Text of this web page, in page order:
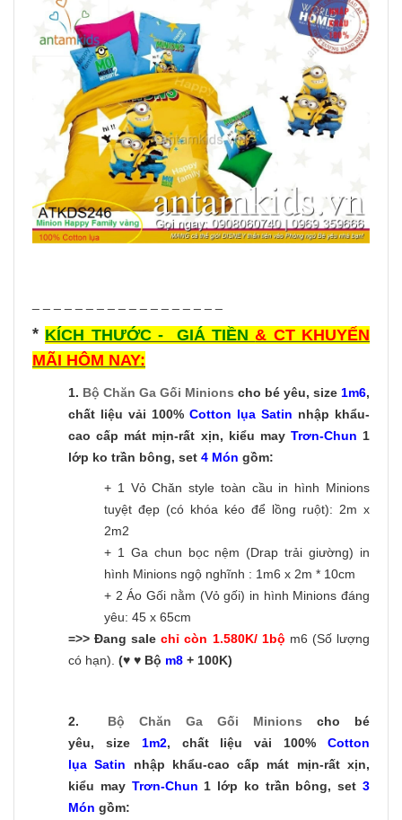
* KÍCH THƯỚC - GIÁ TIỀN & CT KHUYẾN
MÃI HÔM NAY:
1. Bộ Chăn Ga Gối Minions cho bé yêu, size 1m6,
chất liệu vải 100% Cotton lụa Satin nhập khẩu-
cao cấp mát mịn-rất xịn, kiểu may Trơn-Chun 1
lớp ko trần bông, set 4 Món gồm:
+ 1 Vỏ Chăn style toàn cầu in hình Minions
tuyệt đẹp (có khóa kéo để lồng ruột): 2m x
2m2
+ 1 Ga chun bọc nệm (Drap trải giường) in
hình Minions ngộ nghĩnh : 1m6 x 2m * 10cm
+ 2 Áo Gối nằm (Vỏ gối) in hình Minions đáng
yêu: 45 x 65cm
=>> Đang salechỉ còn 1.580K/ 1bộ m6 (Số lượng
có hạn). (♥ ♥ Bộ m8 + 100K)
2. Bộ Chăn Ga Gối Minions cho bé
yêu, size 1m2, chất liệu vải 100%Cotton
lụa Satin nhập khẩu-cao cấp mát mịn-rất xịn,
kiểu may Trơn-Chun 1 lớp ko trần bông, set3
Món gồm: